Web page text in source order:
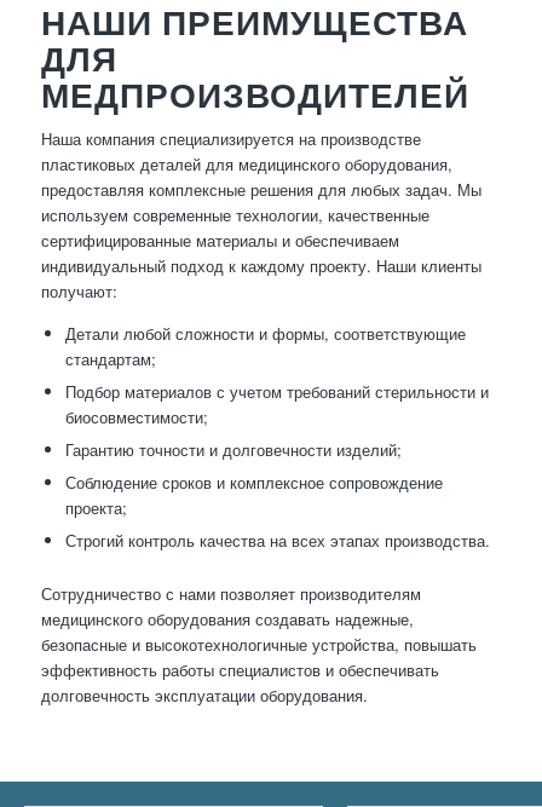
НАШИ ПРЕИМУЩЕСТВА
ДЛЯ
МЕДПРОИЗВОДИТЕЛЕЙ
Наша компания специализируется на производстве
пластиковых деталей для медицинского оборудования,
предоставляя комплексные решения для любых задач. Мы
используем современные технологии, качественные
сертифицированные материалы и обеспечиваем
индивидуальный подход к каждому проекту. Наши клиенты
получают:
Детали любой сложности и формы, соответствующие
стандартам;
Подбор материалов с учетом требований стерильности и
биосовместимости;
Гарантию точности и долговечности изделий;
Соблюдение сроков и комплексное сопровождение
проекта;
Строгий контроль качества на всех этапах производства.
Сотрудничество с нами позволяет производителям
медицинского оборудования создавать надежные,
безопасные и высокотехнологичные устройства, повышать
эффективность работы специалистов и обеспечивать
долговечность эксплуатации оборудования.